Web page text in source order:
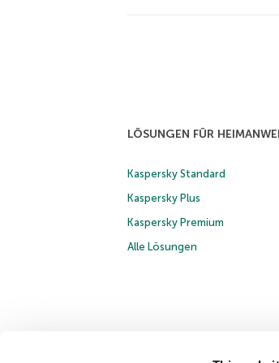
LÖSUNGEN FÜR
Kaspersky Standard
Kaspersky Plus
Kaspersky Premium
Alle Lösungen